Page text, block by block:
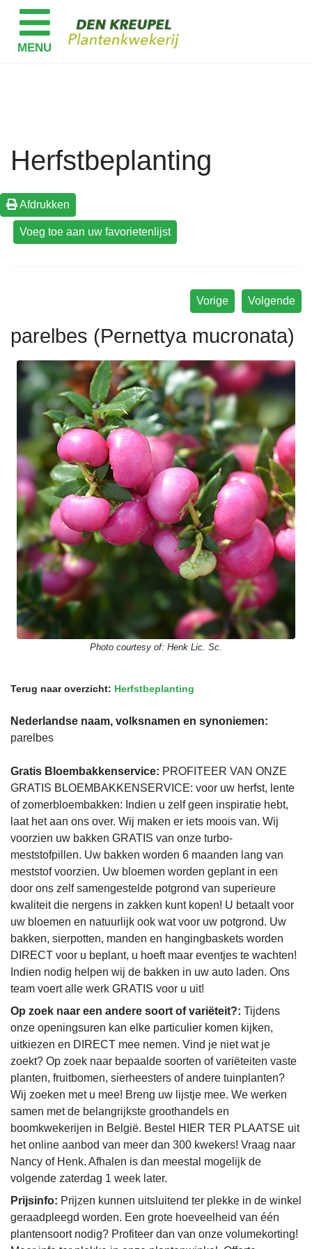
Herfstbeplanting
Afdrukken
Volgende
Vorige
parelbes (Pernettya mucronata)
Photo courtesy of: Henk Lic. Sc.
Terug naar overzicht: Herfstbeplanting
Nederlandse naam, volksnamen en synoniemen:
parelbes
Gratis Bloembakkenservice: PROFITEER VAN ONZE
GRATIS BLOEMBAKKENSERVICE: voor uw herfst, lente
of zomerbloembakken: Indien u zelf geen inspiratie hebt,
laat het aan ons over. Wij maken er iets moois van. Wij
voorzien uw bakken GRATIS van onze turbo-
meststofpillen. Uw bakken worden 6 maanden lang van
meststof voorzien. Uw bloemen worden geplant in een
door ons zelf samengestelde potgrond van superieure
kwaliteit die nergens in zakken kunt kopen! U betaalt voor
uw bloemen en natuurlijk ook wat voor uw potgrond. Uw
bakken, sierpotten, manden en hangingbaskets worden
DIRECT voor u beplant, u hoeft maar eventjes te wachten!
Indien nodig helpen wij de bakken in uw auto laden. Ons
team voert alle werk GRATIS voor u uit!
Op zoek naar een andere soort of variëteit?: Tijdens
onze openingsuren kan elke particulier komen kijken,
uitkiezen en DIRECT mee nemen. Vind je niet wat je
zoekt? Op zoek naar bepaalde soorten of variëteiten vaste
planten, fruitbomen, sierheesters of andere tuinplanten?
Wij zoeken met u mee! Breng uw lijstje mee. We werken
samen met de belangrijkste groothandels en
boomkwekerijen in België. Bestel HIER TER PLAATSE uit
het online aanbod van meer dan 300 kwekers! Vraag naar
Nancy of Henk. Afhalen is dan meestal mogelijk de
volgende zaterdag 1 week later.
Prijsinfo: Prijzen kunnen uitsluitend ter plekke in de winkel
geraadpleegd worden. Een grote hoeveelheid van één
plantensoort nodig? Profiteer dan van onze volumekorting!